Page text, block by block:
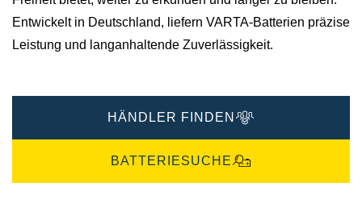
Entwickelt in Deutschland, liefern VARTA-Batterien präzise
Leistung und langanhaltende Zuverlässigkeit.​
HÄNDLER FINDEN
BATTERIESUCHE